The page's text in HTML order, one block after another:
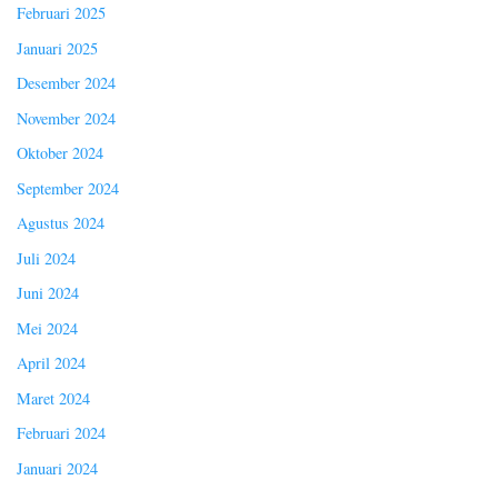
Februari 2025
Januari 2025
Desember 2024
November 2024
Oktober 2024
September 2024
Agustus 2024
Juli 2024
Juni 2024
Mei 2024
April 2024
Maret 2024
Februari 2024
Januari 2024